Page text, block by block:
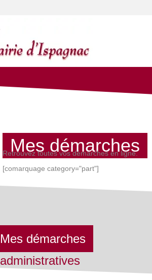
Mes démarches
Retrouvez toutes vos démarches en ligne.
[comarquage category="part"]
Mes démarches
administratives